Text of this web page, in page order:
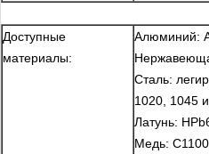
Доступные
материалы:
Алюминий:
Сталь:
1020, 1045 и
Латунь:
Медь: